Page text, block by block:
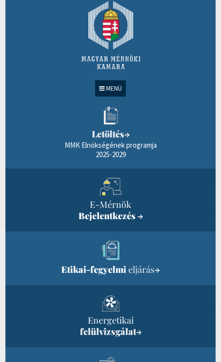
MENÜ
Letöltés→
MMK Elnökségének programja
2025-2029
E-Mérnök
Bejelentkezés →
Etikai-fegyelmieljárás→
Energetikai
felülvizsgálat→